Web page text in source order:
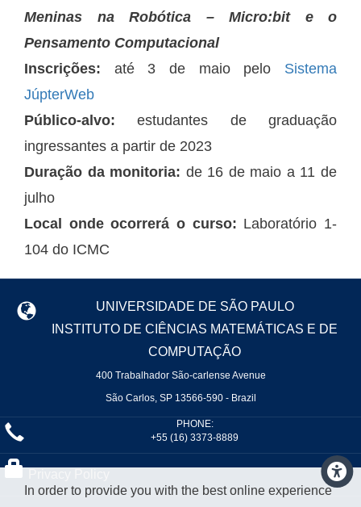
Meninas na Robótica – Micro:bit e o
Pensamento Computacional
Inscrições: até 3 de maio pelo Sistema
JúpterWeb
Público-alvo:estudantes de graduação
ingressantes a partir de 2023
Duração da monitoria: de 16 de maio a 11 de
julho
Local onde ocorrerá o curso: Laboratório 1-
104 do ICMC
UNIVERSIDADE DE SÃO PAULO
INSTITUTO DE CIÊNCIAS MATEMÁTICAS E DE
COMPUTAÇÃO
400 Trabalhador São-carlense Avenue
São Carlos, SP 13566-590 - Brazil
PHONE:
+55 (16) 3373-8889
In order to provide you with the best online experience